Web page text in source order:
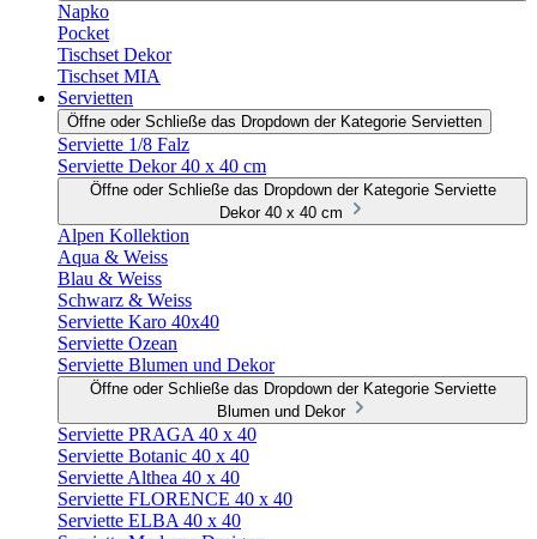
Napko
Pocket
Tischset Dekor
Tischset MIA
Servietten
Öffne oder Schließe das Dropdown der Kategorie Servietten
Serviette 1/8 Falz
Serviette Dekor 40 x 40 cm
Öffne oder Schließe das Dropdown der Kategorie Serviette
Dekor 40 x 40 cm
Alpen Kollektion
Aqua & Weiss
Blau & Weiss
Schwarz & Weiss
Serviette Karo 40x40
Serviette Ozean
Serviette Blumen und Dekor
Öffne oder Schließe das Dropdown der Kategorie Serviette
Blumen und Dekor
Serviette PRAGA 40 x 40
Serviette Botanic 40 x 40
Serviette Althea 40 x 40
Serviette FLORENCE 40 x 40
Serviette ELBA 40 x 40